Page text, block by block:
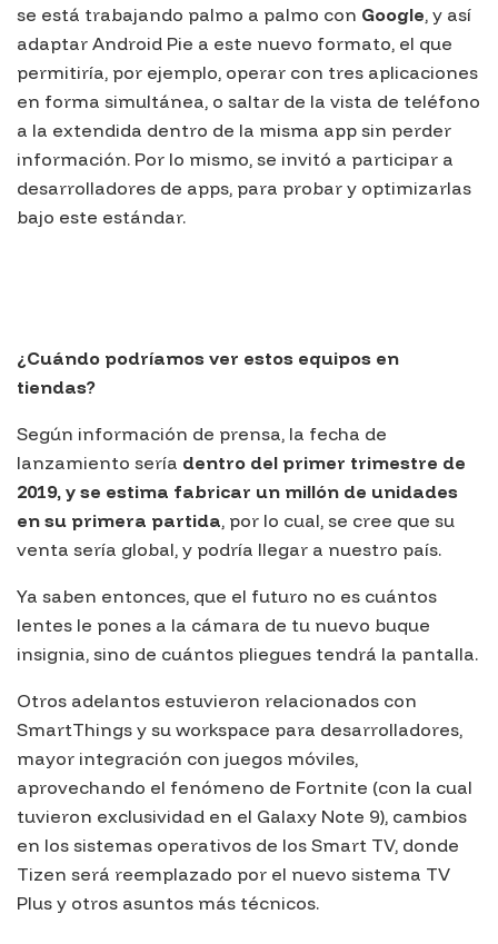
se está trabajando palmo a palmo con Google, y así
adaptar Android Pie a este nuevo formato, el que
permitiría, por ejemplo, operar con tres aplicaciones
en forma simultánea, o saltar de la vista de teléfono
a la extendida dentro de la misma app sin perder
información. Por lo mismo, se invitó a participar a
desarrolladores de apps, para probar y optimizarlas
bajo este estándar.
¿Cuándo podríamos ver estos equipos en
tiendas?
Según información de prensa, la fecha de
lanzamiento sería dentro del primer trimestre de
2019, y se estima fabricar un millón de unidades
en su primera partida, por lo cual, se cree que su
venta sería global, y podría llegar a nuestro país.
Ya saben entonces, que el futuro no es cuántos
lentes le pones a la cámara de tu nuevo buque
insignia, sino de cuántos pliegues tendrá la pantalla.
Otros adelantos estuvieron relacionados con
SmartThings y su workspace para desarrolladores,
mayor integración con juegos móviles,
aprovechando el fenómeno de Fortnite (con la cual
tuvieron exclusividad en el Galaxy Note 9), cambios
en los sistemas operativos de los Smart TV, donde
Tizen será reemplazado por el nuevo sistema TV
Plus y otros asuntos más técnicos.